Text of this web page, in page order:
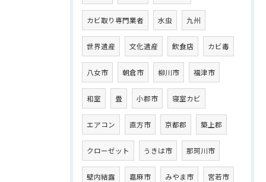
カビ取り専門業者 水虫 九州
世界遺産 文化遺産 飲食店 カビ毒
八女市 朝倉市 柳川市 福津市
和室 畳 小郡市 寝室カビ
エアコン 直方市 京都郡 築上郡
クローゼット うきは市 那珂川市
壁内結露 嘉麻市 みやま市 宮若市